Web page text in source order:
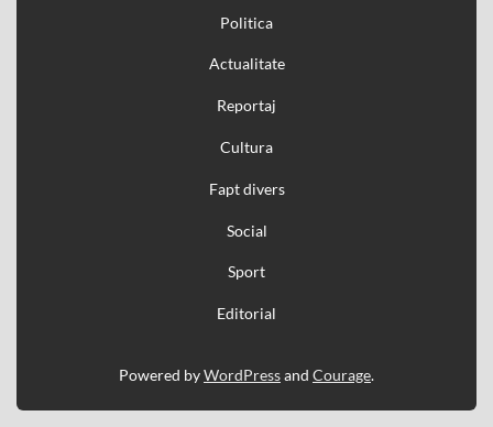
Politica
Actualitate
Reportaj
Cultura
Fapt divers
Social
Sport
Editorial
Powered byWordPressand Courage.